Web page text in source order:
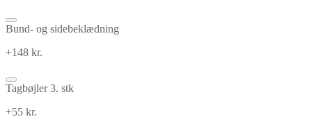
Bund- og sidebeklædning
+148 kr.
Tagbøjler 3. stk
+55 kr.